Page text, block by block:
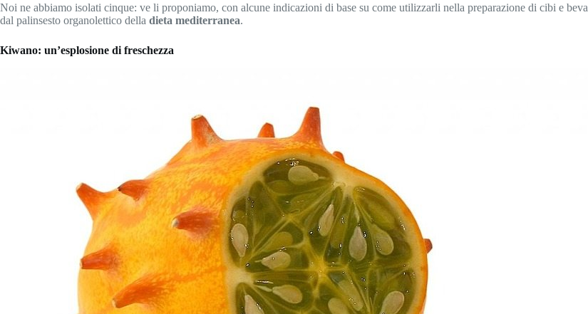
Noi ne abbiamo isolati cinque: ve li proponiamo, con alcune indicazioni di base su come utilizzarli nella preparazione di cibi e
dal palinsesto organolettico della dieta mediterranea.
Kiwano: un’esplosione di freschezza